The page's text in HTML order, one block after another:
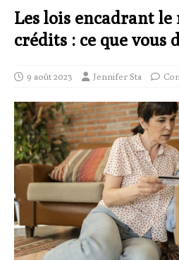
Les lois encadrant le
crédits : ce que vous
9 août 2023 Jennifer Sta